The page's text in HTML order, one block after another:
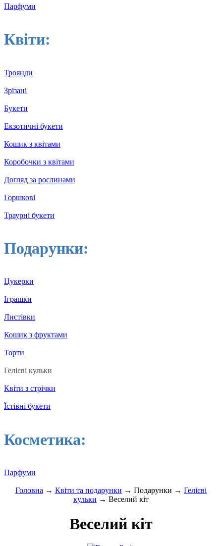
Парфуми
Квіти:
Троянди
Зрізані
Букети
Екзотичні букети
Кошик з квітами
Коробочки з квітами
Догляд за рослинами
Горшкові
Траурні букети
Подарунки:
Цукерки
Іграшки
Листівки
Кошик з фруктами
Торти
Гелієві кульки
Квіти з стрічки
Їстівні букети
Косметика:
Парфуми
Головна → Квіти та подарунки → Подарунки → Гелієві
кульки → Веселий кіт
Веселий кіт